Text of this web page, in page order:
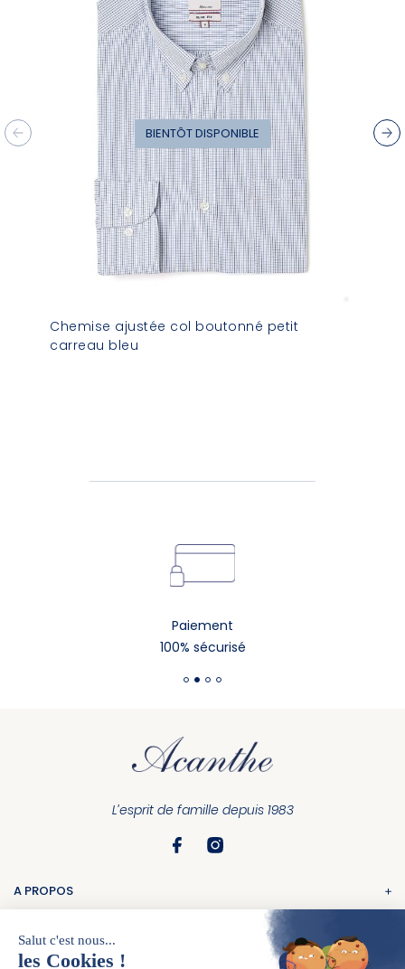
BIENTÔT DISPONIBLE
Chemise ajustée col boutonné petit
carreau bleu
Paiement
100% sécurisé
L’esprit de famille depuis 1983
A PROPOS
Nos boutiques
COMMANDE